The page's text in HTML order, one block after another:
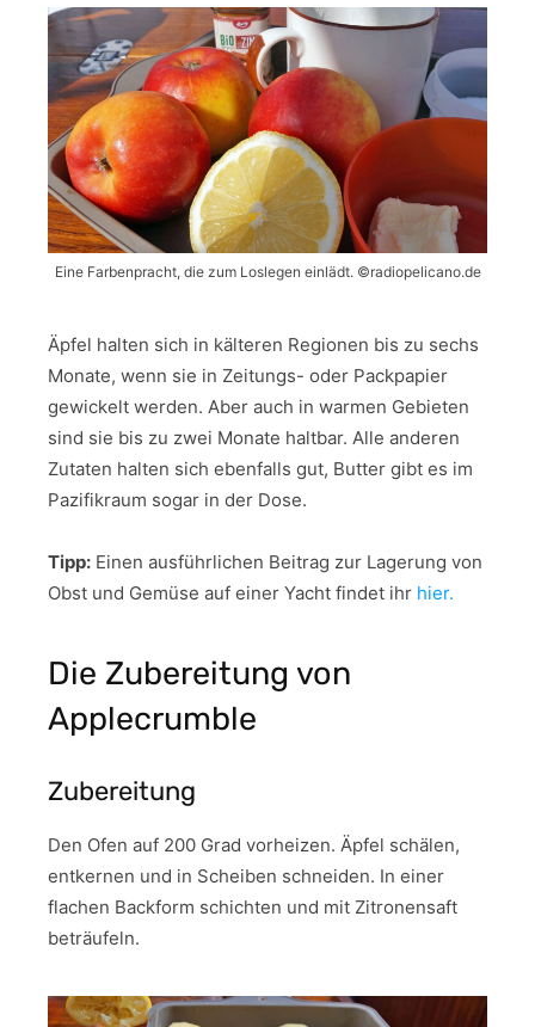
Eine Farbenpracht, die zum Loslegen einlädt. ©️radiopelicano.de
Äpfel halten sich in kälteren Regionen bis zu sechs
Monate, wenn sie in Zeitungs- oder Packpapier
gewickelt werden. Aber auch in warmen Gebieten
sind sie bis zu zwei Monate haltbar. Alle anderen
Zutaten halten sich ebenfalls gut, Butter gibt es im
Pazifikraum sogar in der Dose.
Tipp: Einen ausführlichen Beitrag zur Lagerung von
Obst und Gemüse auf einer Yacht findet ihr hier.
Die Zubereitung von
Applecrumble
Zubereitung
Den Ofen auf 200 Grad vorheizen. Äpfel schälen,
entkernen und in Scheiben schneiden. In einer
flachen Backform schichten und mit Zitronensaft
beträufeln.